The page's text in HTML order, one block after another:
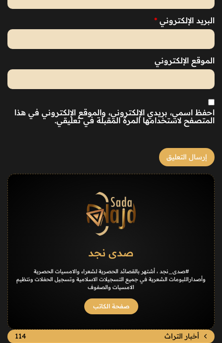
البريد الإلكتروني *
الموقع الإلكتروني
احفظ اسمي، بريدي الإلكتروني، والموقع الإلكتروني في هذا
المتصفح لاستخدامها المرة المقبلة في تعليقي.
صدى نجد
#صدى_نجد ، أشتهر بالقصائد الحصرية لشعراء والامسيات الحصرية
وأصداراللبومات الشعرية في جميع التسجيلات الاسلامية وتسجيل الحفلات ونتظيم
الامسيات والصفوف
صفحة الكاتب
أخبار التراث
114